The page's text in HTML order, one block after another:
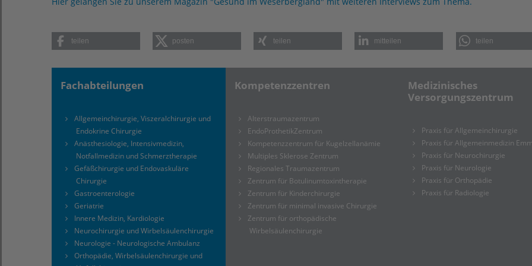
teilen posten teilen mitteilen teilen
Fachabteilungen
Allgemeinchirurgie, Viszeralchirurgie und
Endokrine Chirurgie
Anästhesiologie, Intensivmedizin,
Notfallmedizin und Schmerztherapie
Gefäßchirurgie und Endovaskuläre
Chirurgie
Gastroenterologie
Geriatrie
Innere Medizin, Kardiologie
Neurochirurgie und Wirbelsäulenchirurgie
Neurologie - Neurologische Ambulanz
Orthopädie, Wirbelsäulenchirurgie und
Kompetenzzentren
Alterstraumazentrum
EndoProthetikZentrum
Kompetenzzentrum für Kugelzellanämie
Multiples Sklerose Zentrum
Regionales Traumazentrum
Zentrum für Botulinumtoxintherapie
Zentrum für Kinderchirurgie
Zentrum für minimal invasive Chirurgie
Zentrum für orthopädische
Wirbelsäulenchirurgie
Medizinisches
Versorgungszentrum
Praxis für Allgemeinchirurgie
Praxis für Allgemeinmedizin
Praxis für Neurochirurgie
Praxis für Neurologie
Praxis für Orthopädie
Praxis für Radiologie